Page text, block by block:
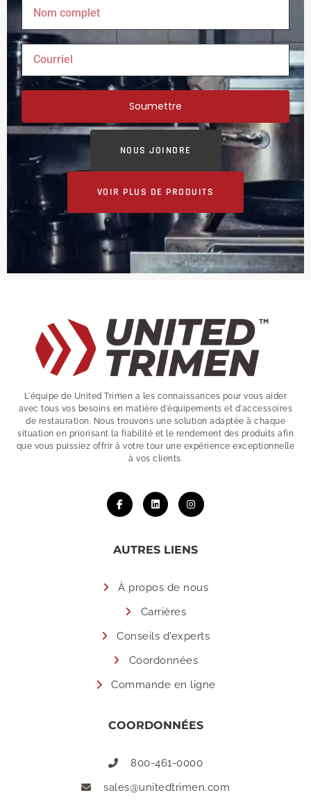
Soumettre
NOUS JOINDRE
VOIR PLUS DE PRODUITS
L'équipe de United Trimen a les connaissances pour vous aider
avec tous vos besoins en matière d'équipements et d'accessoires
de restauration. Nous trouvons une solution adaptée à chaque
situation en priorisant la fiabilité et le rendement des produits afin
que vous puissiez offrir à votre tour une expérience exceptionnelle
à vos clients.
AUTRES LIENS
À propos de nous
Carrières
Conseils d'experts
Coordonnées
Commande en ligne
COORDONNÉES
800-461-0000
sales@unitedtrimen.com